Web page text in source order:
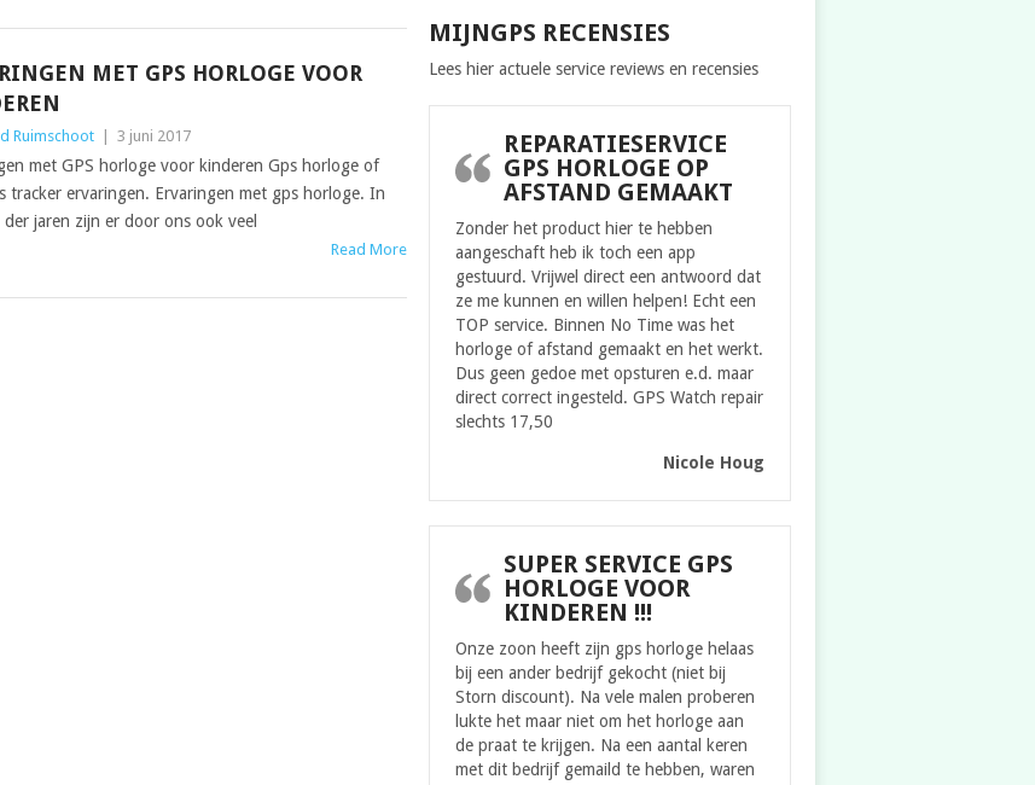
MET GPS HORLOGE VOOR
Ruimschoot 3 juni 2017
met GPS horloge voor kinderen Gps horloge of
tracker ervaringen. Ervaringen met gps horloge. In
jaren zijn er door ons ook veel
Read More
MIJNGPS RECENSIES
Lees hier actuele service reviews en recensies
REPARATIESERVICE
GPS HORLOGE OP
AFSTAND GEMAAKT
Zonder het product hier te hebben
aangeschaft heb ik toch een app
gestuurd. Vrijwel direct een antwoord dat
ze me kunnen en willen helpen! Echt een
TOP service. Binnen No Time was het
horloge of afstand gemaakt en het werkt.
Dus geen gedoe met opsturen e.d. maar
direct correct ingesteld. GPS Watch repair
slechts 17,50
Nicole Houg
SUPER SERVICE GPS
HORLOGE VOOR
KINDEREN !!!
Onze zoon heeft zijn gps horloge helaas
bij een ander bedrijf gekocht (niet bij
Storn discount). Na vele malen proberen
lukte het maar niet om het horloge aan
de praat te krijgen. Na een aantal keren
met dit bedrijf gemaild te hebben, waren